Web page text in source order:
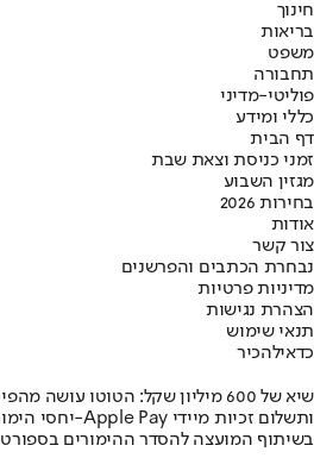
חינוך
בריאות
משפט
תחבורה
פוליטי-מדיני
כללי ומידע
דף הבית
זמני כניסת וצאת שבת
מגזין השבוע
בחירות 2026
אודות
צור קשר
נבחרת הכתבים והפרשנים
מדיניות פרטיות
הצהרת נגישות
תנאי שימוש
כדאילהכיר
שיא של 600 מיליון שקל: הטוטו עושה מהפיכה
יחסי הימור משופרים, הפקדות ב-Apple Pay ותשלום זכיות מיידי
בשיתוף המועצה להסדר ההימורים בספורט